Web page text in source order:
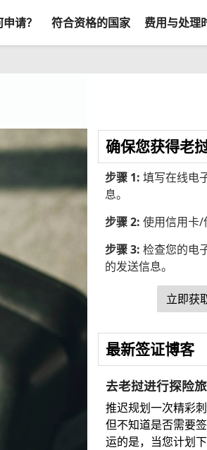
请？ 符合资格的国家 费用与处理
确保您获得老
步骤 1: 填写在线电
息。
步骤 2: 使用信用卡/
步骤 3: 检查您的电
的发送信息。
立即获
最新签证博客
去老挝进行探险
推迟规划一次精彩
但不知道是否需要
运的是，当您计划